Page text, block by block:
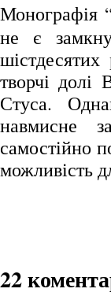
Монографія
не є
творчі долі
Стуса.
навмисне
самостійно
можливість
22